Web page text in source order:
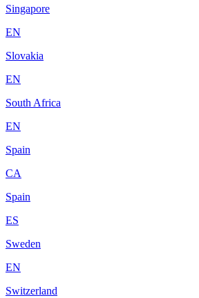
Singapore
EN
Slovakia
EN
South Africa
EN
Spain
CA
Spain
ES
Sweden
EN
Switzerland